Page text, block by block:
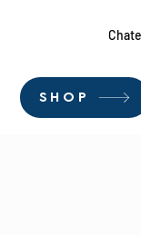
SHOP